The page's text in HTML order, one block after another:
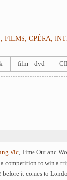
FILMS, OPÉRA,
film – dvd
Vic, Time Out and
competition to win a
before it comes to